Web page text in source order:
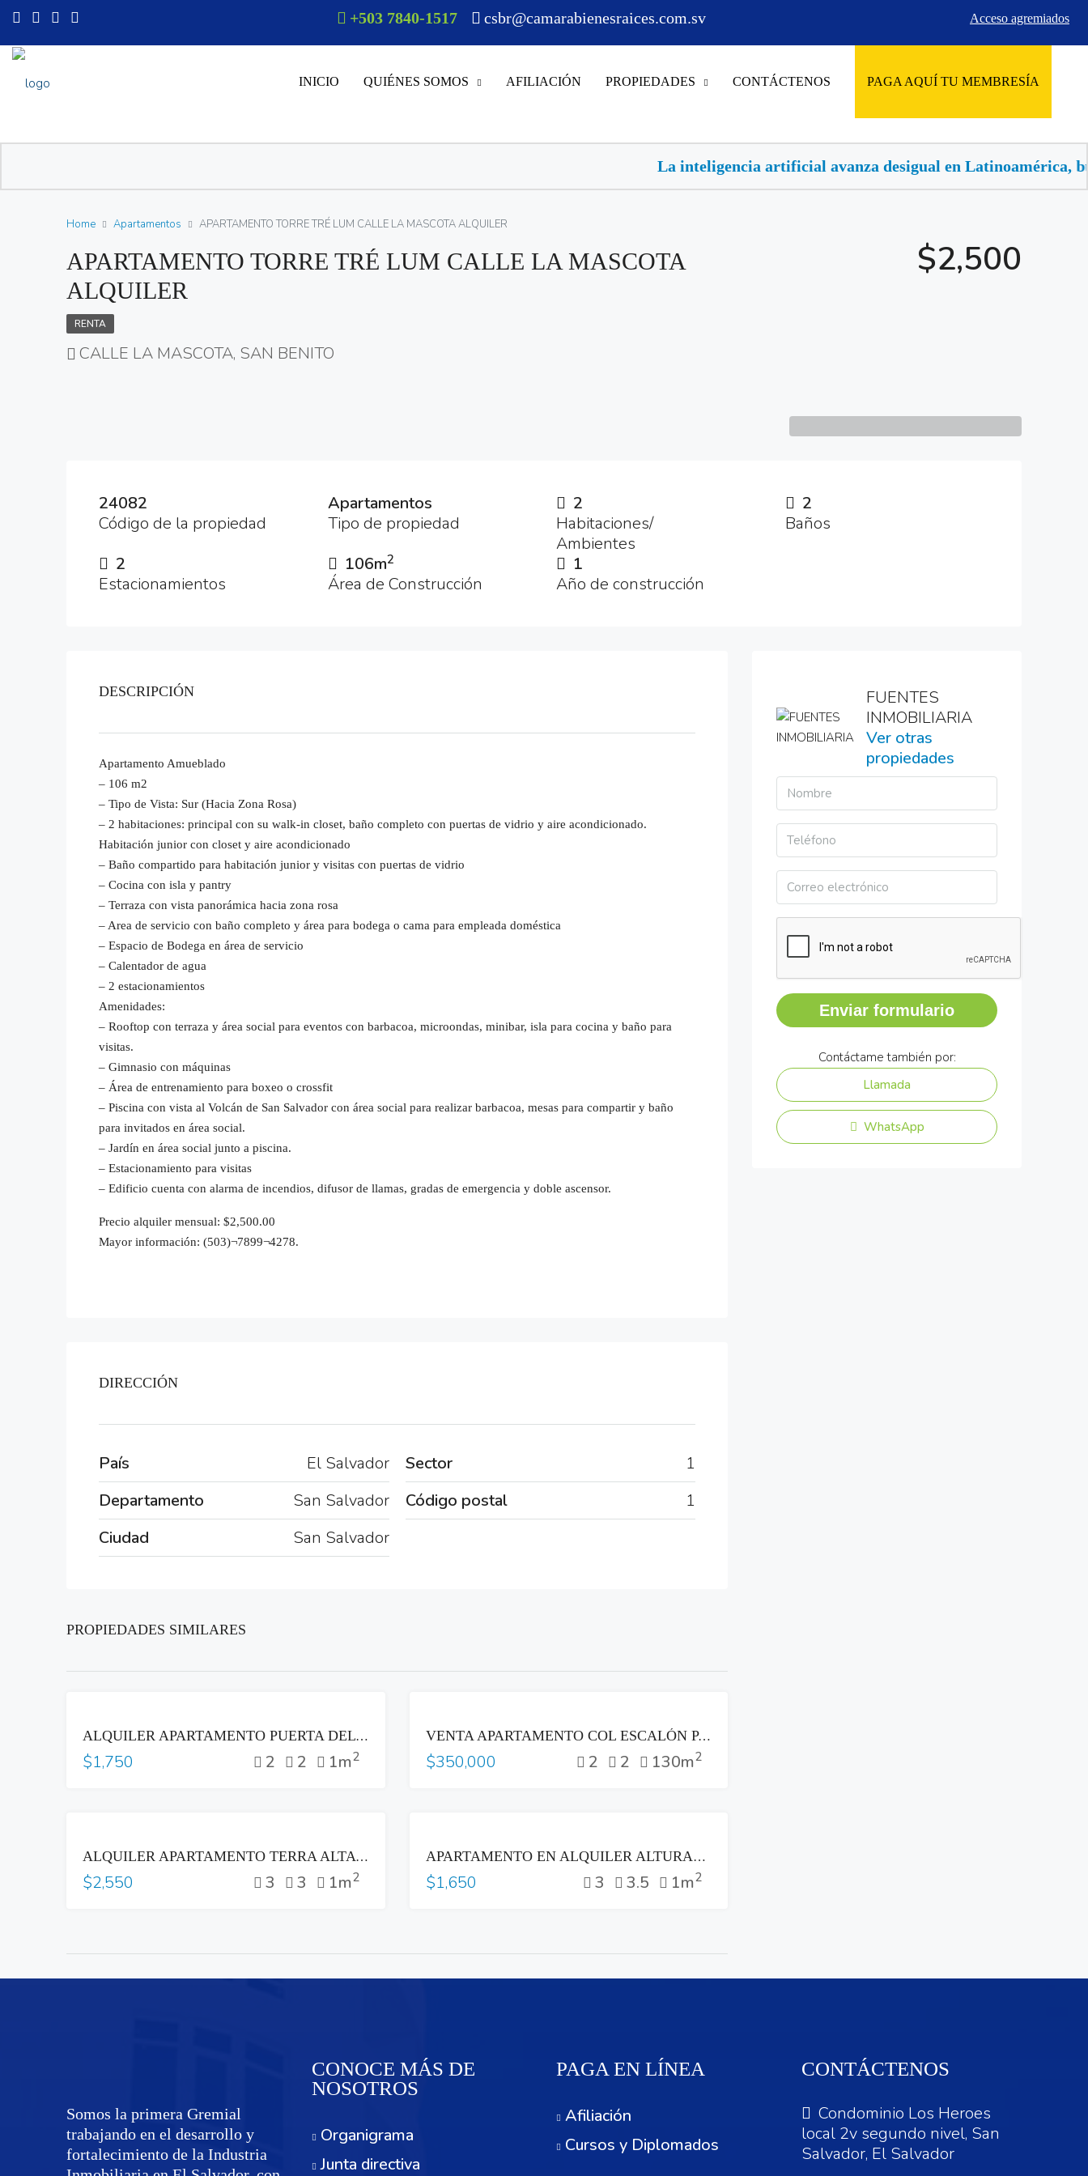
+503 7840-1517 csbr@camarabienesraices.com.sv Acceso agremiados
INICIO QUIÉNES SOMOS AFILIACIÓN PROPIEDADES CONTÁCTENOS PAGA AQUÍ TU MEMBRESÍA
La inteligencia artificial avanza desigual en Latinoamérica, buscan llevarla al sector
Home Apartamentos APARTAMENTO TORRE TRÉ LUM CALLE LA MASCOTA ALQUILER
APARTAMENTO TORRE TRÉ LUM CALLE LA MASCOTA
ALQUILER
$2,500
RENTA
CALLE LA MASCOTA, SAN BENITO
24082
Código de la propiedad
Apartamentos
Tipo de propiedad
2
Habitaciones/
Ambientes
2
Baños
2
Estacionamientos
106m2
Área de Construcción
1
Año de construcción
DESCRIPCIÓN
Apartamento Amueblado
– 106 m2
– Tipo de Vista: Sur (Hacia Zona Rosa)
– 2 habitaciones: principal con su walk-in closet, baño completo con puertas de vidrio y aire acondicionado.
Habitación junior con closet y aire acondicionado
– Baño compartido para habitación junior y visitas con puertas de vidrio
– Cocina con isla y pantry
– Terraza con vista panorámica hacia zona rosa
– Area de servicio con baño completo y área para bodega o cama para empleada doméstica
– Espacio de Bodega en área de servicio
– Calentador de agua
– 2 estacionamientos
Amenidades:
– Rooftop con terraza y área social para eventos con barbacoa, microondas, minibar, isla para cocina y baño para
visitas.
– Gimnasio con máquinas
– Área de entrenamiento para boxeo o crossfit
– Piscina con vista al Volcán de San Salvador con área social para realizar barbacoa, mesas para compartir y baño
para invitados en área social.
– Jardín en área social junto a piscina.
– Estacionamiento para visitas
– Edificio cuenta con alarma de incendios, difusor de llamas, gradas de emergencia y doble ascensor.
Precio alquiler mensual: $2,500.00
Mayor información: (503)¬7899¬4278.
DIRECCIÓN
País
El Salvador
Departamento
San Salvador
Ciudad
San Salvador
Sector
1
Código postal
1
PROPIEDADES SIMILARES
ALQUILER APARTAMENTO PUERTA DEL ALMA ZONA MULTIPLAZA ANTIGUO CUSCATLAN
$1,750 2 2 1m2
VENTA APARTAMENTO COL ESCALÓN PARTE ALTA LAS VISTAS SAN SALVADOR
$350,000 2 2 130m2
ALQUILER APARTAMENTO TERRA ALTA COLONIA ESCALÓN SAN SALVADOR
$2,550 3 3 1m2
APARTAMENTO EN ALQUILER ALTURAS DEL BOSQUE NUEVO CUSCATLAN
$1,650 3 3.5 1m2
FUENTES
INMOBILIARIA
Ver otras
propiedades
Enviar formulario
Contáctame también por:
Llamada
WhatsApp
Somos la primera Gremial
trabajando en el desarrollo y
fortalecimiento de la Industria
CONOCE MÁS DE
NOSOTROS
Organigrama
Junta directiva
PAGA EN LÍNEA
Afiliación
Cursos y Diplomados
CONTÁCTENOS
Condominio Los Heroes
local 2v segundo nivel, San
Salvador, El Salvador